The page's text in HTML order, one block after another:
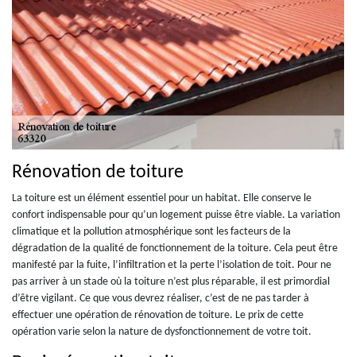
Rénovation de toiture
La toiture est un élément essentiel pour un habitat. Elle conserve le
confort indispensable pour qu’un logement puisse être viable. La variation
climatique et la pollution atmosphérique sont les facteurs de la
dégradation de la qualité de fonctionnement de la toiture. Cela peut être
manifesté par la fuite, l’infiltration et la perte l’isolation de toit. Pour ne
pas arriver à un stade où la toiture n’est plus réparable, il est primordial
d’être vigilant. Ce que vous devrez réaliser, c’est de ne pas tarder à
effectuer une opération de rénovation de toiture. Le prix de cette
opération varie selon la nature de dysfonctionnement de votre toit.